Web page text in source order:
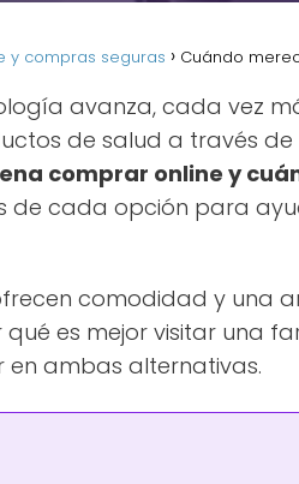
y compras seguras Cuándo
avanza, cada vez
de salud a través
comprar online y
de cada opción para
comodidad y una
es mejor visitar una
ambas alternativas.